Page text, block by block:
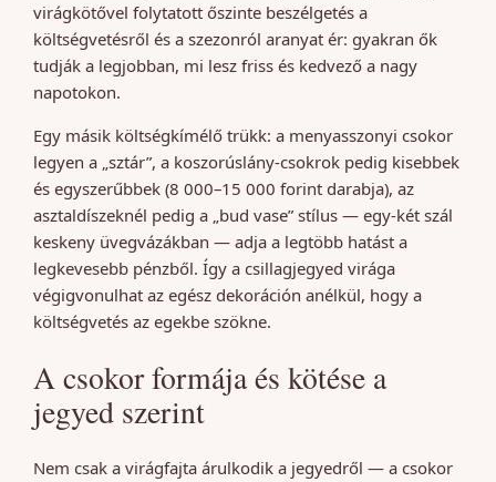
virágkötővel folytatott őszinte beszélgetés a
költségvetésről és a szezonról aranyat ér: gyakran ők
tudják a legjobban, mi lesz friss és kedvező a nagy
napotokon.
Egy másik költségkímélő trükk: a menyasszonyi csokor
legyen a „sztár”, a koszorúslány-csokrok pedig kisebbek
és egyszerűbbek (8 000–15 000 forint darabja), az
asztaldíszeknél pedig a „bud vase” stílus — egy-két szál
keskeny üvegvázákban — adja a legtöbb hatást a
legkevesebb pénzből. Így a csillagjegyed virága
végigvonulhat az egész dekoráción anélkül, hogy a
költségvetés az egekbe szökne.
A csokor formája és kötése a
jegyed szerint
Nem csak a virágfajta árulkodik a jegyedről — a csokor